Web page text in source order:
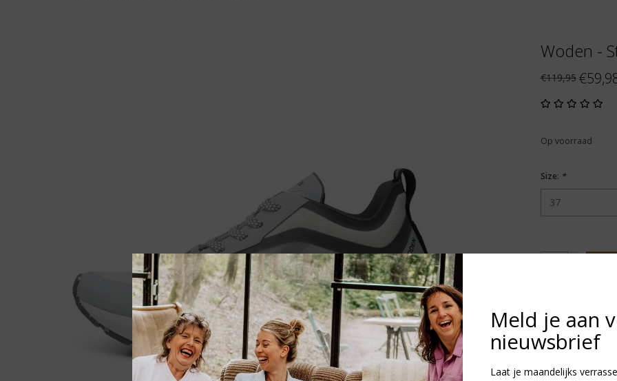
Woden -
€119,95
Op voorraad
Size: *
Vanaf €75,-
Meld je aan
nieuwsbrief
Laat je maandelijks